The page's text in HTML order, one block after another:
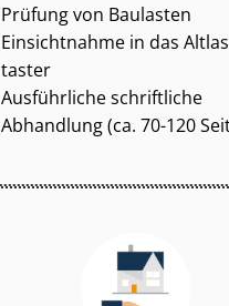
Prüfung von Baulasten
Einsichtnahme in das
tas­ter
Ausführliche schriftliche
Abhandlung (ca. 70-120